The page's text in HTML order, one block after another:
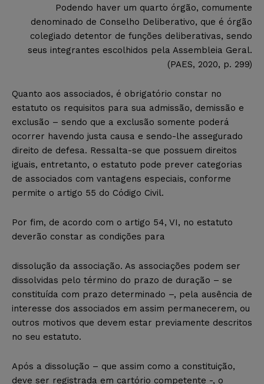
Podendo haver um quarto órgão, comumente
denominado de Conselho Deliberativo, que é órgão
colegiado detentor de funções deliberativas, sendo
seus integrantes escolhidos pela Assembleia Geral.
(PAES, 2020, p. 299)
Quanto aos associados, é obrigatório constar no
estatuto os requisitos para sua admissão, demissão e
exclusão – sendo que a exclusão somente poderá
ocorrer havendo justa causa e sendo-lhe assegurado
direito de defesa. Ressalta-se que possuem direitos
iguais, entretanto, o estatuto pode prever categorias
de associados com vantagens especiais, conforme
permite o artigo 55 do Código Civil.
Por fim, de acordo com o artigo 54, VI, no estatuto
deverão constar as condições para
dissolução da associação. As associações podem ser
dissolvidas pelo término do prazo de duração – se
constituída com prazo determinado –, pela ausência de
interesse dos associados em assim permanecerem, ou
outros motivos que devem estar previamente descritos
no seu estatuto.
Após a dissolução – que assim como a constituição,
deve ser registrada em cartório competente -, o